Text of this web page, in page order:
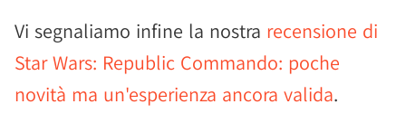
Vi segnaliamo infine la nostra recensione di
Star Wars: Republic Commando: poche
novità ma un'esperienza ancora valida.